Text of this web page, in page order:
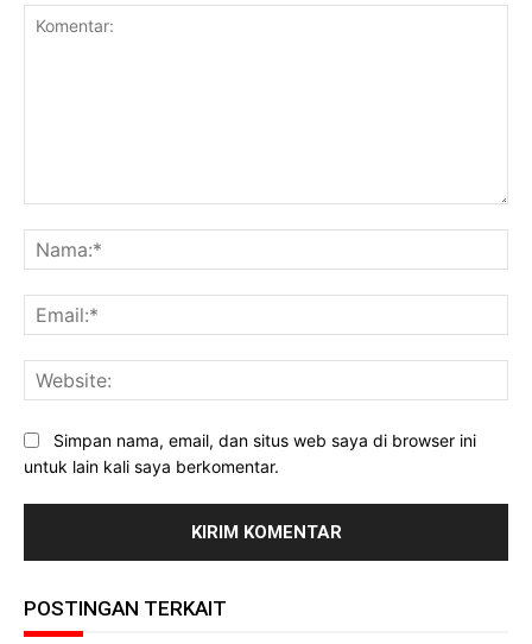
Simpan nama, email, dan situs web saya di browser ini
untuk lain kali saya berkomentar.
POSTINGAN TERKAIT